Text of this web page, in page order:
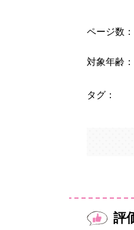
ページ数：
対象年齢：
タグ：
評